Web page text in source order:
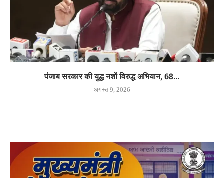
पंजाब सरकार की युद्ध नशों विरुद्ध अभियान, 68...
अगस्त 9, 2026